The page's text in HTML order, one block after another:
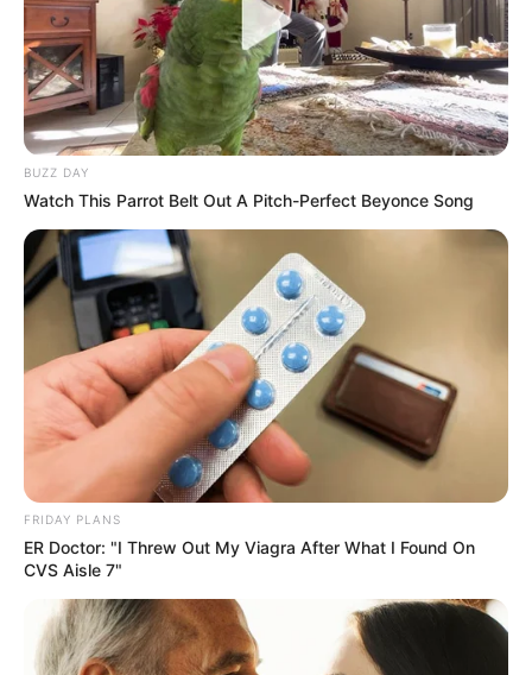
A Rihanna Museum Is Probably Opening Soon
BRAINBERRIES
Why everything you thought you knew about water
might be wrong
BUZZ DAY
Watch This Parrot Belt Out A Pitch-Perfect Beyonce Song
FRIDAY PLANS
ER Doctor: "I Threw Out My Viagra After What I Found On
CVS Aisle 7"